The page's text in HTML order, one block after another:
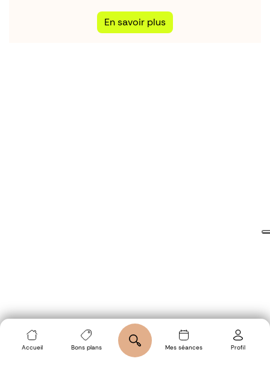
En savoir plus
Accueil Bons plans Mes séances Profil